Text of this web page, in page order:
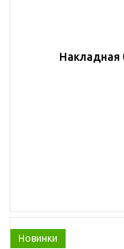
Накладная
Новинки